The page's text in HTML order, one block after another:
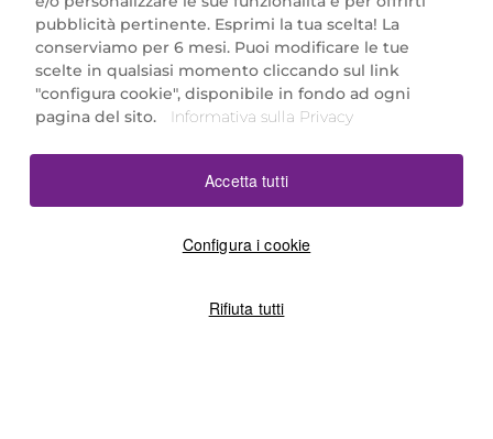
Marionnaud Parfumeries Italia S.r.l.
Largo Fiera Milano 5, 20017 Rho (MI)
REA Milano 1650024 con P.IVA 13425220152.
SCARICA LA NOSTRA APP
pubblicità pertinente. Esprimi la tua scelta! La
conserviamo per 6 mesi. Puoi modificare le tue
scelte in qualsiasi momento cliccando sul link
"configura cookie", disponibile in fondo ad ogni
pagina del sito.
Informativa sulla Privacy
Configura i cookie
Rifiuta tutti
Accetta tutti